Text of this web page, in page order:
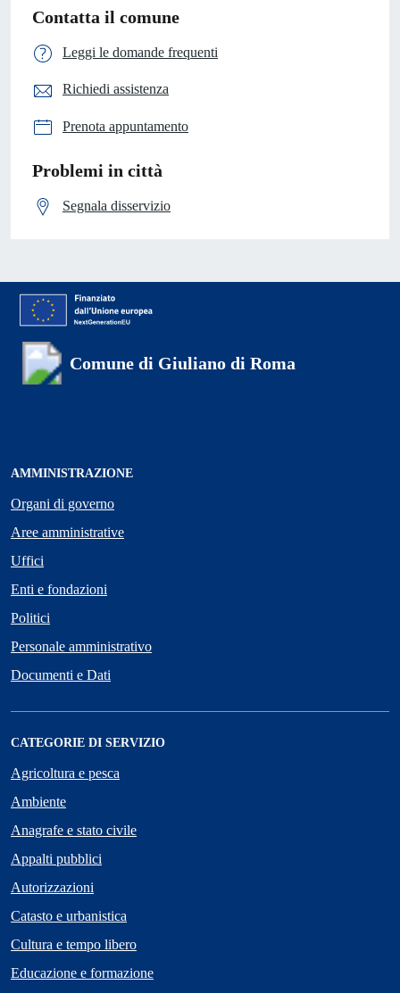
Contatta il comune
Leggi le domande frequenti
Richiedi assistenza
Prenota appuntamento
Problemi in città
Segnala disservizio
Comune di Giuliano di Roma
AMMINISTRAZIONE
Organi di governo
Aree amministrative
Uffici
Enti e fondazioni
Politici
Personale amministrativo
Documenti e Dati
CATEGORIE DI SERVIZIO
Agricoltura e pesca
Ambiente
Anagrafe e stato civile
Appalti pubblici
Autorizzazioni
Catasto e urbanistica
Cultura e tempo libero
Educazione e formazione